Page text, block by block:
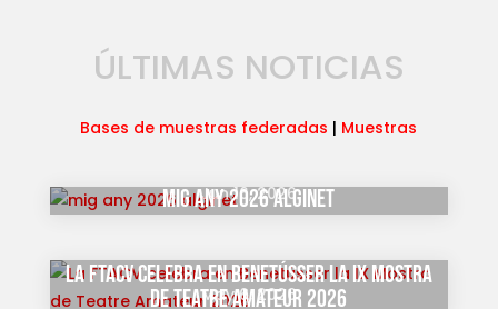
ÚLTIMAS NOTICIAS
Bases de muestras federadas | Muestras
mig any 2026 alginet
Jun 16, 2026
La FTACV celebra en Benetússer la IX Mostra
de Teatre Amateur 2026
May 6, 2026